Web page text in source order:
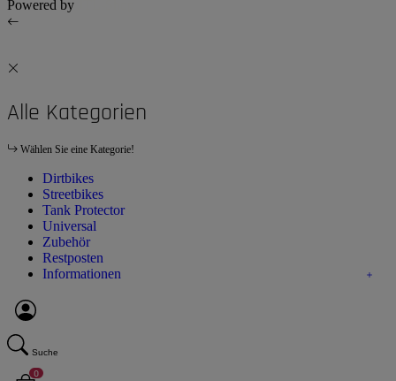
Powered by
Alle Kategorien
Wählen Sie eine Kategorie!
Dirtbikes
Streetbikes
Tank Protector
Universal
Zubehör
Restposten
Informationen
Suche
0